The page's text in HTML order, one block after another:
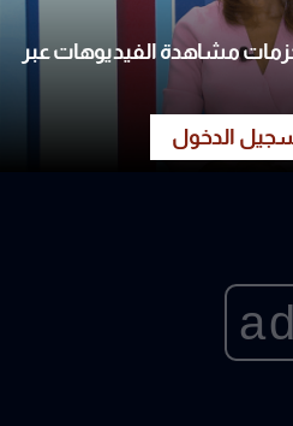
مشاهدة الفيديوهات عبر
ad